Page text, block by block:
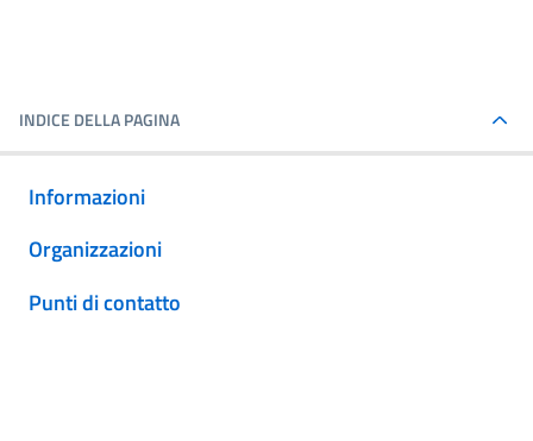
INDICE DELLA PAGINA
Informazioni
Organizzazioni
Punti di contatto